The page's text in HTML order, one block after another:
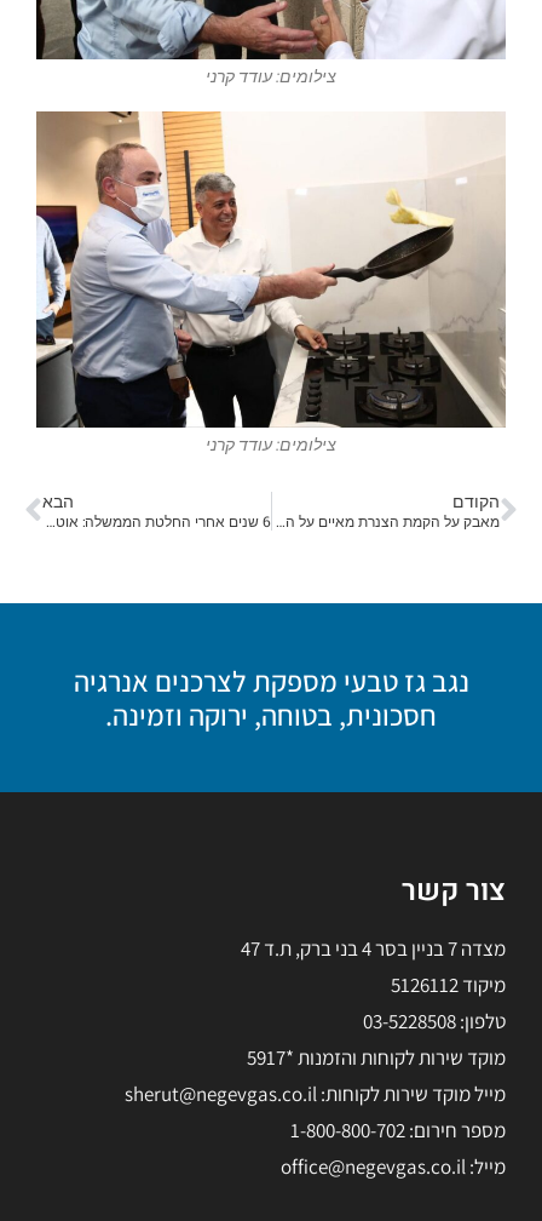
צילומים: עודד קרני
צילומים: עודד קרני
הקודם
מאבק על הקמת הצנרת מאיים על הסבת תחנת הכוח באשקלון מפחם לגז
הבא
6 שנים אחרי החלטת הממשלה: אוטובוסים ראשונים יתודלקו מצנרת גז ולא ממכליות
נגב גז טבעי מספקת לצרכנים אנרגיה
חסכונית, בטוחה, ירוקה וזמינה.
צור קשר
מצדה 7 בניין בסר 4 בני ברק, ת.ד 47
מיקוד 5126112
טלפון: 03-5228508
מוקד שירות לקוחות והזמנות *5917
מייל מוקד שירות לקוחות: sherut@negevgas.co.il
מספר חירום: 1-800-800-702
מייל: office@negevgas.co.il